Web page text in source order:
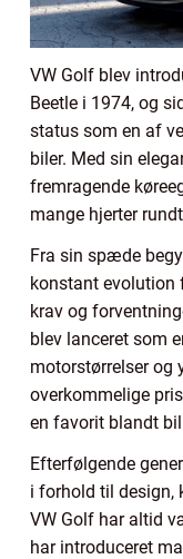
VW Golf blev
Beetle i 1974, og
status som en af
biler. Med sin
fremragende
mange hjerter
Fra sin spæde
konstant evolution
krav og
blev lanceret som
motorstørrelser og
overkommelige
en favorit blandt
Efterfølgende
i forhold til design,
VW Golf har altid
har introduceret